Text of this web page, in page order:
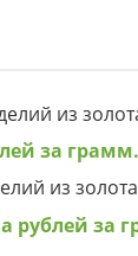
из
за грамм.
из
рублей за